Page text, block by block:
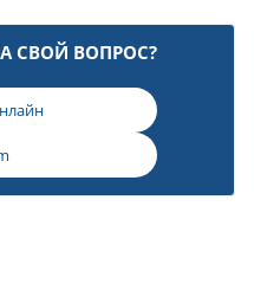
СВОЙ ВОПРОС?